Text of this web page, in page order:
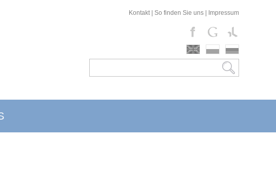
Kontakt| So finden Sie uns Impressum